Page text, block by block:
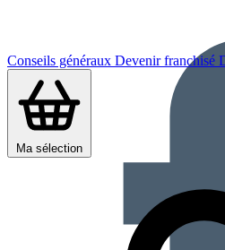
Conseils généraux Devenir franchisé
Ma sélection